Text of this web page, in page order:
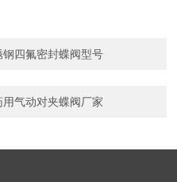
四氟密封蝶阀型号
气动对夹蝶阀厂家